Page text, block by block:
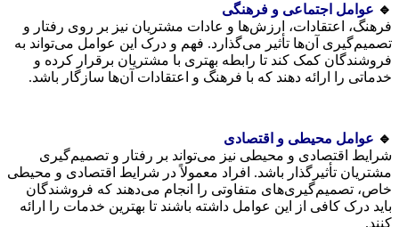
🔹 عوامل اجتماعی و فرهنگی
فرهنگ، اعتقادات، ارزش‌ها و عادات مشتریان نیز بر روی رفتار و
تصمیم‌گیری آن‌ها تأثیر می‌گذارد. فهم و درک این عوامل می‌تواند به
فروشندگان کمک کند تا رابطه بهتری با مشتریان برقرار کرده و
خدماتی را ارائه دهند که با فرهنگ و اعتقادات آن‌ها سازگار باشد.
🔹 عوامل محیطی و اقتصادی
شرایط اقتصادی و محیطی نیز می‌تواند بر رفتار و تصمیم‌گیری
مشتریان تأثیرگذار باشد. افراد معمولاً در شرایط اقتصادی و محیطی
خاص، تصمیم‌گیری‌های متفاوتی را انجام می‌دهند که فروشندگان
باید درک کافی از این عوامل داشته باشند تا بهترین خدمات را ارائه
کنند.